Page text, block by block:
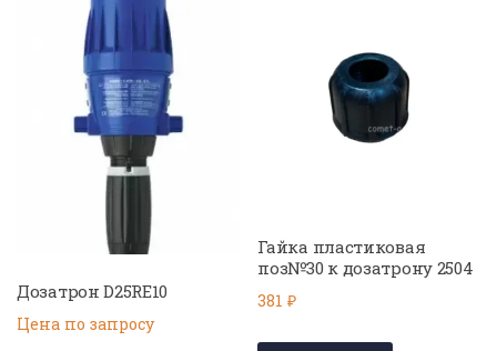
Дозатрон D25RE10
Цена по запросу
Гайка пластиковая
поз№30 к дозатрону 2504
381₽